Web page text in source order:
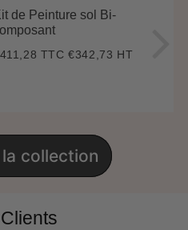
de Peinture sol Bi-
TTC€411,28
€342,73 HT
collection